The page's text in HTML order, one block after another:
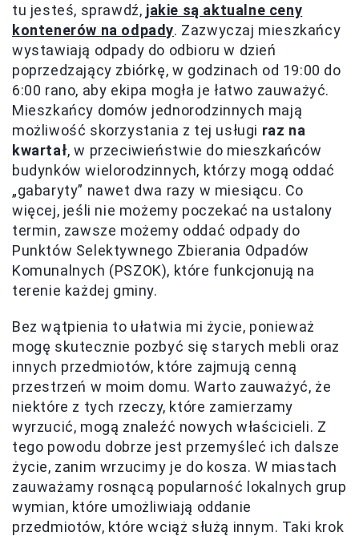
tu jesteś, sprawdź, jakie są aktualne ceny
kontenerów na odpady. Zazwyczaj mieszkańcy
wystawiają odpady do odbioru w dzień
poprzedzający zbiórkę, w godzinach od 19:00 do
6:00 rano, aby ekipa mogła je łatwo zauważyć.
Mieszkańcy domów jednorodzinnych mają
możliwość skorzystania z tej usługi raz na
kwartał, w przeciwieństwie do mieszkańców
budynków wielorodzinnych, którzy mogą oddać
„gabaryty” nawet dwa razy w miesiącu. Co
więcej, jeśli nie możemy poczekać na ustalony
termin, zawsze możemy oddać odpady do
Punktów Selektywnego Zbierania Odpadów
Komunalnych (PSZOK), które funkcjonują na
terenie każdej gminy.
Bez wątpienia to ułatwia mi życie, ponieważ
mogę skutecznie pozbyć się starych mebli oraz
innych przedmiotów, które zajmują cenną
przestrzeń w moim domu. Warto zauważyć, że
niektóre z tych rzeczy, które zamierzamy
wyrzucić, mogą znaleźć nowych właścicieli. Z
tego powodu dobrze jest przemyśleć ich dalsze
życie, zanim wrzucimy je do kosza. W miastach
zauważamy rosnącą popularność lokalnych grup
wymian, które umożliwiają oddanie
przedmiotów, które wciąż służą innym. Taki krok